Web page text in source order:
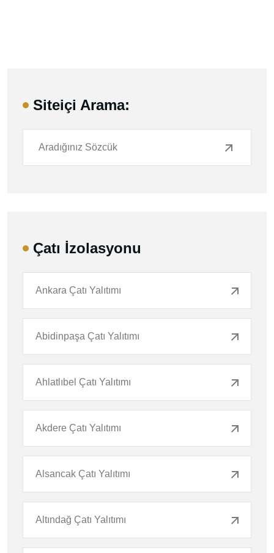
Siteiçi Arama:
Çatı İzolasyonu
Ankara Çatı Yalıtımı
Abidinpaşa Çatı Yalıtımı
Ahlatlıbel Çatı Yalıtımı
Akdere Çatı Yalıtımı
Alsancak Çatı Yalıtımı
Altındağ Çatı Yalıtımı